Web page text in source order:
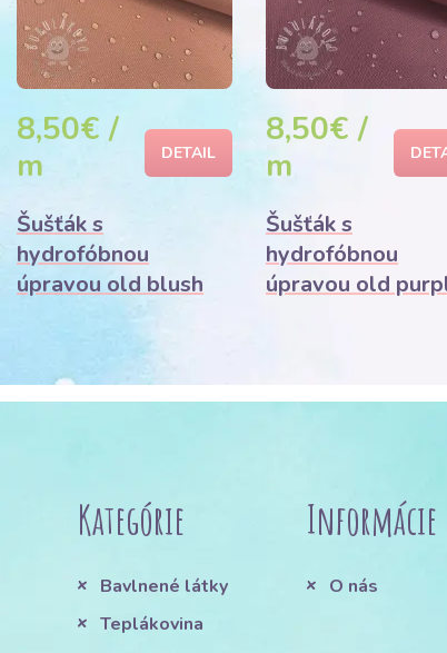
8,50€ /
m
DETAIL
Šušťák s
hydrofóbnou
úpravou old blush
8,50€ /
m
Šušťák s
hydrofóbnou
úpravou old
Kategórie
Bavlnené látky
Teplákovina
Informácie
O nás